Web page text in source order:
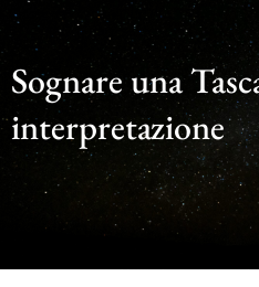
Sognare una
interpretazione